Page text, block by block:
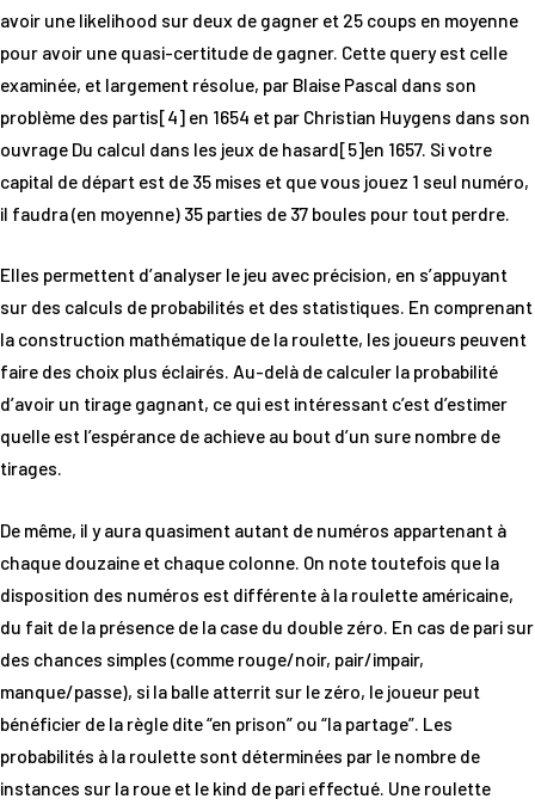
avoir une likelihood sur deux de gagner et 25 coups en moyenne
pour avoir une quasi-certitude de gagner. Cette query est celle
examinée, et largement résolue, par Blaise Pascal dans son
problème des partis[4] en 1654 et par Christian Huygens dans son
ouvrage Du calcul dans les jeux de hasard[5]en 1657. Si votre
capital de départ est de 35 mises et que vous jouez 1 seul numéro,
il faudra (en moyenne) 35 parties de 37 boules pour tout perdre.
Elles permettent d’analyser le jeu avec précision, en s’appuyant
sur des calculs de probabilités et des statistiques. En comprenant
la construction mathématique de la roulette, les joueurs peuvent
faire des choix plus éclairés. Au-delà de calculer la probabilité
d’avoir un tirage gagnant, ce qui est intéressant c’est d’estimer
quelle est l’espérance de achieve au bout d’un sure nombre de
tirages.
De même, il y aura quasiment autant de numéros appartenant à
chaque douzaine et chaque colonne. On note toutefois que la
disposition des numéros est différente à la roulette américaine,
du fait de la présence de la case du double zéro. En cas de pari sur
des chances simples (comme rouge/noir, pair/impair,
manque/passe), si la balle atterrit sur le zéro, le joueur peut
bénéficier de la règle dite “en prison” ou “la partage”. Les
probabilités à la roulette sont déterminées par le nombre de
instances sur la roue et le kind de pari effectué. Une roulette